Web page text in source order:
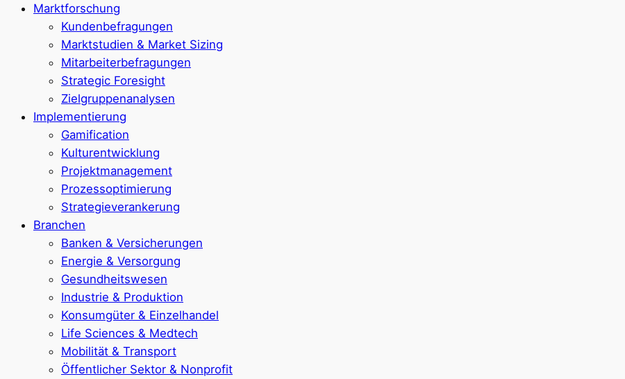
Marktforschung
Kundenbefragungen
Marktstudien & Market Sizing
Mitarbeiterbefragungen
Strategic Foresight
Zielgruppenanalysen
Implementierung
Gamification
Kulturentwicklung
Projektmanagement
Prozessoptimierung
Strategieverankerung
Branchen
Banken & Versicherungen
Energie & Versorgung
Gesundheitswesen
Industrie & Produktion
Konsumgüter & Einzelhandel
Life Sciences & Medtech
Mobilität & Transport
Öffentlicher Sektor & Nonprofit